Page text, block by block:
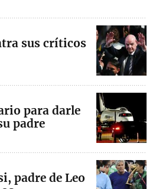
sus críticos
para darle
padre
padre de Leo